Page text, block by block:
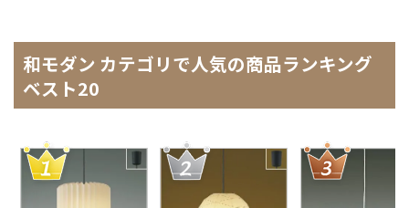
和モダン カテゴリで人気の商品ランキング
ベスト20